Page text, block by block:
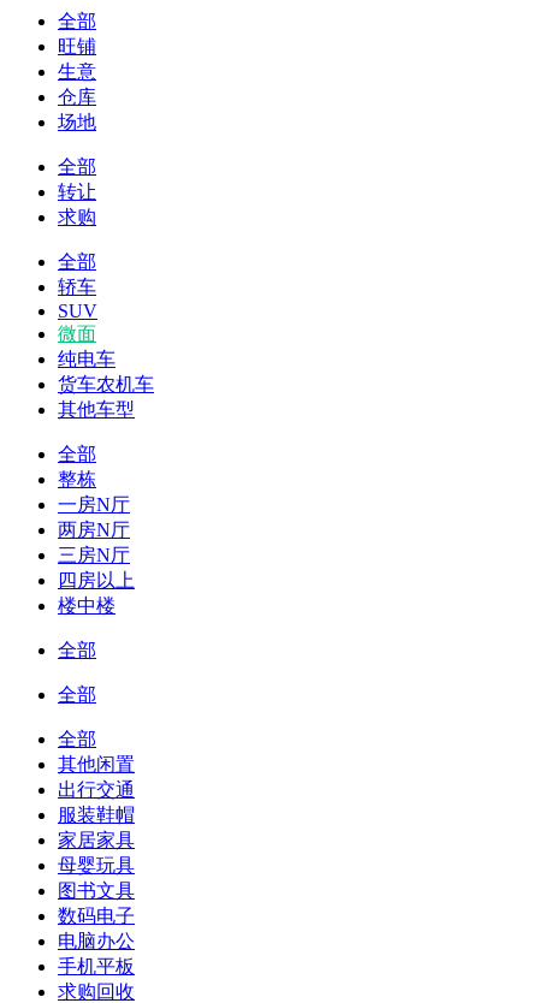
全部
旺铺
生意
仓库
场地
全部
转让
求购
全部
轿车
SUV
微面
纯电车
货车农机车
其他车型
全部
整栋
一房N厅
两房N厅
三房N厅
四房以上
楼中楼
全部
全部
全部
其他闲置
出行交通
服装鞋帽
家居家具
母婴玩具
图书文具
数码电子
电脑办公
手机平板
求购回收